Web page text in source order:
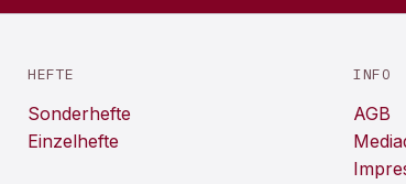
HEFTE
Sonderhefte
Einzelhefte
INFO
AGB